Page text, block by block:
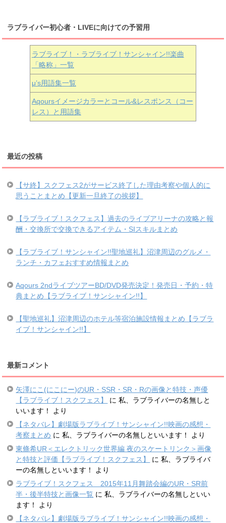
ラブライバー初心者・LIVEに向けての予習用
ラブライブ！・ラブライブ！サンシャイン!!楽曲
「略称」一覧
μ’s用語集一覧
Aqoursイメージカラーとコール&レスポンス（コー
レス）と用語集
最近の投稿
【サ終】スクフェス2がサービス終了した理由考察や個人的に
思うことまとめ【更新一旦終了の挨拶】
【ラブライブ！スクフェス】過去のライブアリーナの攻略と報
酬・交換所で交換できるアイテム・SIスキルまとめ
【ラブライブ！サンシャイン!!聖地巡礼】沼津周辺のグルメ・
ランチ・カフェおすすめ情報まとめ
Aqours 2ndライブツアーBD/DVD発売決定！発売日・予約・特
典まとめ【ラブライブ！サンシャイン!!】
【聖地巡礼】沼津周辺のホテル等宿泊施設情報まとめ【ラブラ
イブ！サンシャイン!!】
最新コメント
矢澤にこ(にこにー)のUR・SSR・SR・Rの画像と特技・声優
【ラブライブ！スクフェス】
に私、ラブライバーの名無しと
いいます！
より
【ネタバレ】劇場版ラブライブ！サンシャイン!!映画の感想・
考察まとめ に私、ラブライバーの名無しといいます！
より
東條希UR＜エレクトリック世界編 夜のスケートリンク＞画像
と特技と評価【ラブライブ！スクフェス】
に私、ラブライバ
ーの名無しといいます！
より
ラブライブ！スクフェス 2015年11月舞踏会編のUR・SR前
半・後半特技と画像一覧 に私、ラブライバーの名無しといい
ます！
より
【ネタバレ】劇場版ラブライブ！サンシャイン!!映画の感想・